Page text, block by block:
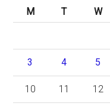
M
T W
3 4 5
10 11 12